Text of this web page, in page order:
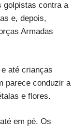
golpistas contra a
e, depois,
Armadas
até crianças
parece conduzir a
e flores.
em pé. Os